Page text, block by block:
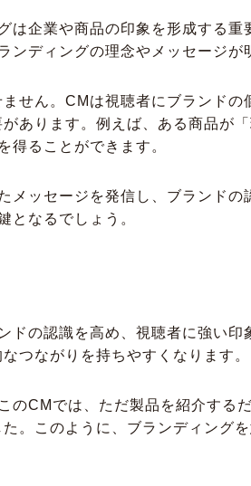
企業や商品の印象を形成する重
ディングの理念やメッセージが
せん。CMは視聴者にブランドの
あります。例えば、ある商品が
得ることができます。
ッセージを発信し、ブランド
となるでしょう。
の認識を高め、視聴者に強い印
つながりを持ちやすくなります。
CMでは、ただ製品を紹介する
。このように、ブランディング